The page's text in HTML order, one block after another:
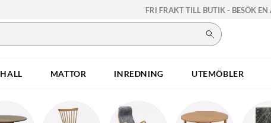
FRI FRAKT TILL BUTIK - BESÖK
HALL MATTOR INREDNING UTEMÖBLER